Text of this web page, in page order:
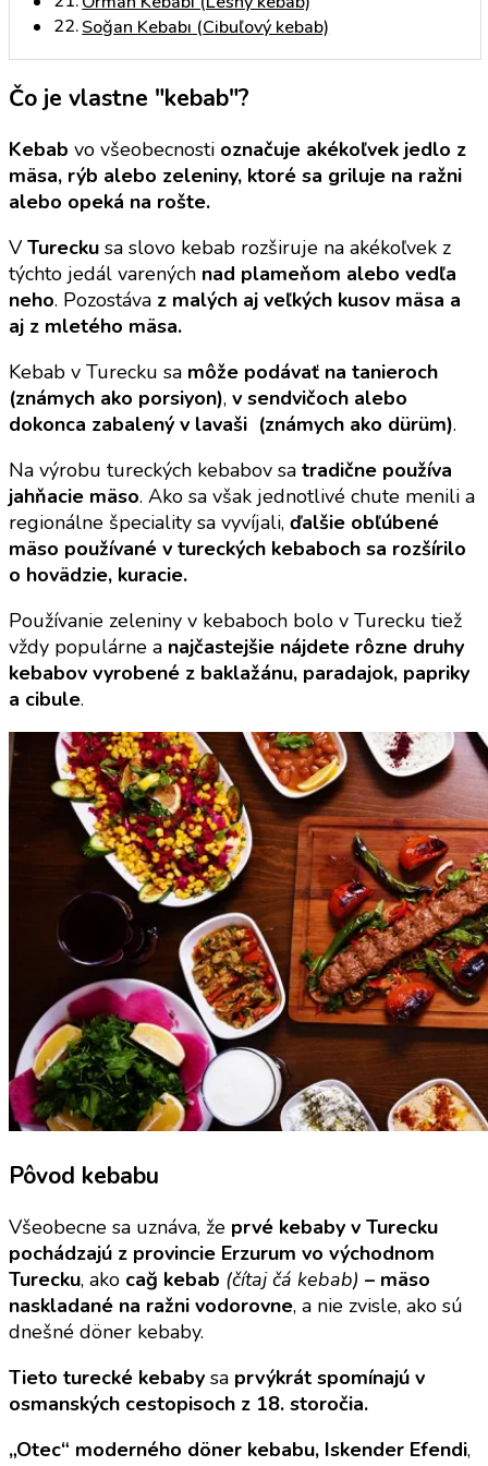
Soğan Kebabı (Cibuľový kebab)
Čo je vlastne "kebab"?
Kebab vo všeobecnosti označuje akékoľvek jedlo z
mäsa, rýb alebo zeleniny, ktoré sa griluje na ražni
alebo opeká na rošte.
V Turecku sa slovo kebab rozširuje na akékoľvek z
týchto jedál varených nad plameňom alebo vedľa
neho. Pozostáva z malých aj veľkých kusov mäsa a
aj z mletého mäsa.
Kebab v Turecku sa môže podávať na tanieroch
(známych ako porsiyon), v sendvičoch alebo
dokonca zabalený v lavaši (známych ako dürüm).
Na výrobu tureckých kebabov sa tradične používa
jahňacie mäso. Ako sa však jednotlivé chute menili a
regionálne špeciality sa vyvíjali, ďalšie obľúbené
mäso používané v tureckých kebaboch sa rozšírilo
o hovädzie, kuracie.
Používanie zeleniny v kebaboch bolo v Turecku tiež
vždy populárne a najčastejšie nájdete rôzne druhy
kebabov vyrobené z baklažánu, paradajok, papriky
a cibule.
Pôvod kebabu
Všeobecne sa uznáva, že prvé kebaby v Turecku
pochádzajú z provincie Erzurum vo východnom
Turecku, ako cağ kebab (čítaj čá kebab) – mäso
naskladané na ražni vodorovne, a nie zvisle, ako sú
dnešné döner kebaby.
Tieto turecké kebaby sa prvýkrát spomínajú v
osmanských cestopisoch z 18. storočia.
„Otec“ moderného döner kebabu, Iskender Efendi,